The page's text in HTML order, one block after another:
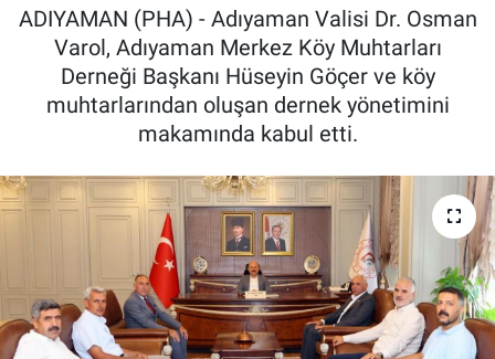
ADIYAMAN (PHA) - Adıyaman Valisi Dr. Osman
Varol, Adıyaman Merkez Köy Muhtarları
Derneği Başkanı Hüseyin Göçer ve köy
muhtarlarından oluşan dernek yönetimini
makamında kabul etti.
Gündem
Asayiş
Özel Haber
Kültür Sanat
Eğitim
Tüm Manşetler
Son Dakika Haberleri
Haber Arşivi